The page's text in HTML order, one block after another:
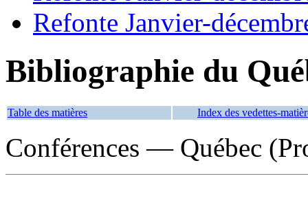
Refonte Janvier-
Bibliographie du
Table des matières Index des vedettes-
Conférences — Québec